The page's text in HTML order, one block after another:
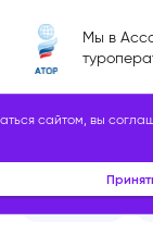
сайтом, вы
Мы в